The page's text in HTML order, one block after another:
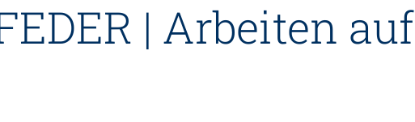
Führung und Management
Kindheits- und Sozialpädagogik
| Arbeiten auf